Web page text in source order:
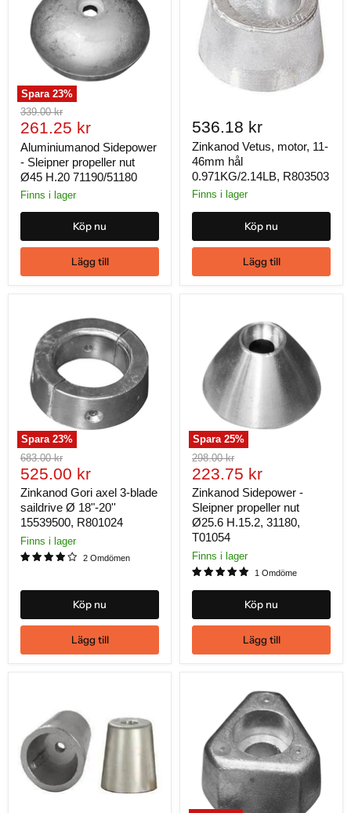
Spara23%
Ursprungligt
pris
339.00 kr
Nuvarande
pris
261.25 kr
Aluminiumanod Sidepower
- Sleipner propeller nut
Ø45 H.20 71190/51180
Finns i lager
Köp nu
Lägg till
536.18 kr
Zinkanod Vetus, motor, 11-
46mm hål
0.971KG/2.14LB, R803503
Finns i lager
Köp nu
Lägg till
Spara23%
Ursprungligt
pris
683.00 kr
Nuvarande
pris
525.00 kr
Zinkanod Gori axel 3-blade
saildrive Ø 18"-20''
15539500, R801024
Finns i lager
2 Omdömen
Köp nu
Lägg till
Spara25%
Ursprungligt
pris
298.00 kr
Nuvarande
pris
223.75 kr
Zinkanod Sidepower -
Sleipner propeller nut
Ø25.6 H.15.2, 31180,
T01054
Finns i lager
1 Omdöme
Köp nu
Lägg till